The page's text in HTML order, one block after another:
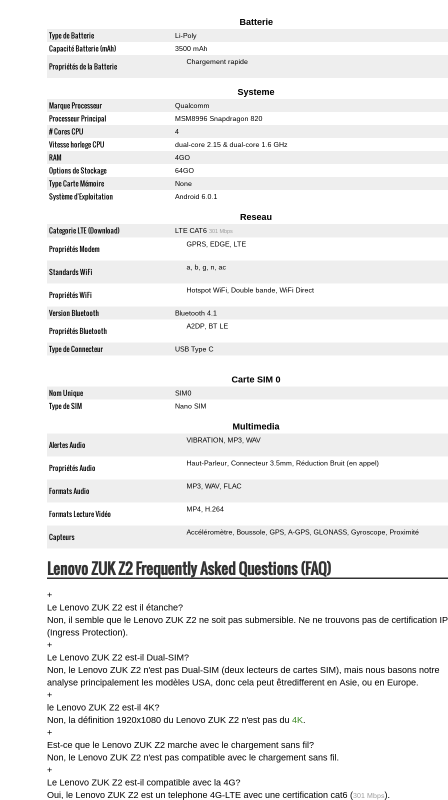
Batterie
Type de Batterie Li-Poly
Capacité Batterie (mAh) 3500 mAh
Propriétés de la Batterie Chargement rapide
Systeme
Marque Processeur Qualcomm
Processeur Principal MSM8996 Snapdragon 820
# Cores CPU 4
Vitesse horloge CPU dual-core 2.15 & dual-core 1.6 GHz
RAM 4GO
Options de Stockage 64GO
Type Carte Mémoire None
Système d'Exploitation Android 6.0.1
Reseau
Categorie LTE (Download) LTE CAT6 301 Mbps
Propriétés Modem GPRS EDGE LTE
Standards WiFi a b g n ac
Propriétés WiFi Hotspot WiFi Double bande WiFi Direct
Version Bluetooth Bluetooth 4.1
Propriétés Bluetooth A2DP BT LE
Type de Connecteur USB Type C
Carte SIM 0
Nom Unique SIM0
Type de SIM Nano SIM
Multimedia
Alertes Audio VIBRATION MP3 WAV
Propriétés Audio Haut-Parleur Connecteur 3.5mm Réduction Bruit (en appel)
Formats Audio MP3 WAV FLAC
Formats Lecture Vidéo MP4 H.264
Capteurs Accéléromètre Boussole GPS A-GPS GLONASS Gyroscope Proximité
Lenovo ZUK Z2 Frequently Asked Questions (FAQ)
+
Le Lenovo ZUK Z2 est il étanche?
Non, il semble que le Lenovo ZUK Z2 ne soit pas submersible. Ne ne trouvons pas de certification IP
(Ingress Protection).
+
Le Lenovo ZUK Z2 est-il Dual-SIM?
Non, le Lenovo ZUK Z2 n'est pas Dual-SIM (deux lecteurs de cartes SIM), mais nous basons notre
analyse principalement les modèles USA, donc cela peut êtredifferent en Asie, ou en Europe.
+
le Lenovo ZUK Z2 est-il 4K?
Non, la définition 1920x1080 du Lenovo ZUK Z2 n'est pas du 4K.
+
Est-ce que le Lenovo ZUK Z2 marche avec le chargement sans fil?
Non, le Lenovo ZUK Z2 n'est pas compatible avec le chargement sans fil.
+
Le Lenovo ZUK Z2 est-il compatible avec la 4G?
Oui, le Lenovo ZUK Z2 est un telephone 4G-LTE avec une certification cat6 (301 Mbps).